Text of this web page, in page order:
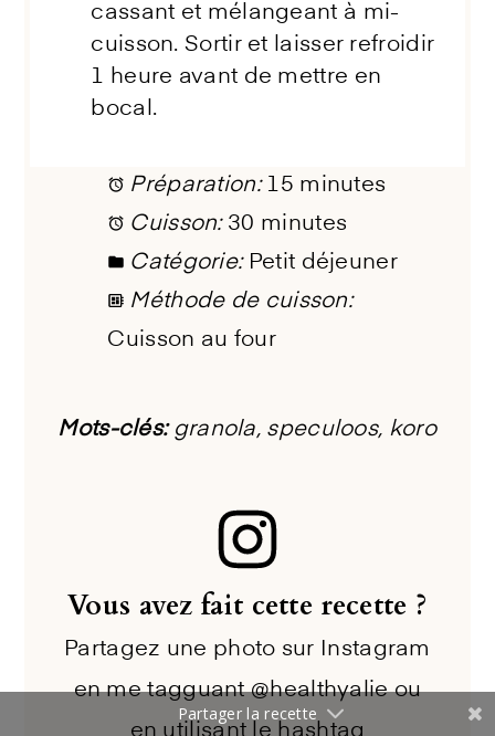
cassant et mélangeant à mi-
cuisson. Sortir et laisser refroidir
1 heure avant de mettre en
bocal.
Préparation: 15 minutes
Cuisson: 30 minutes
Catégorie: Petit déjeuner
Méthode de cuisson:
Cuisson au four
Mots-clés:granola, speculoos, koro
Vous avez fait cette recette ?
Partagez une photo sur Instagram
en me tagguant @healthyalie ou
Partager la recette